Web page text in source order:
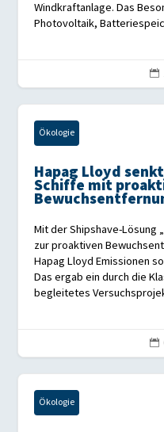
Windkraftanlage. Das
Photovoltaik,

Ökologie
Hapag Lloyd
Schiffe mit
Mit der Shipshave-Lösung
zur proaktiven
Hapag Lloyd Emissionen
Das ergab ein durch die
begleitetes

Ökologie